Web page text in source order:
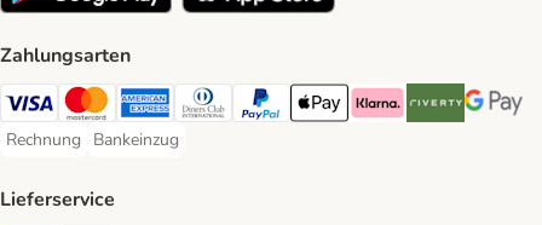
Zahlungsarten
Visa Payment Method
Mastercard Payment Method
American Express Payment Method
Diners Club Payment Method
PayPal Payment Method
Apple Pay Payment Method
Klarna Payment Method
Riverty Payment
Google
Rechnung
Rechnung Payment Method
Bankeinzug
Bankeinzug Payment Method
Lieferservice